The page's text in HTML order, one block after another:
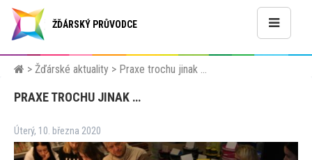
ŽĎÁRSKÝ PRŮVODCE
> Žďárské aktuality > Praxe trochu jinak …
PRAXE TROCHU JINAK …
Úterý, 10. března 2020